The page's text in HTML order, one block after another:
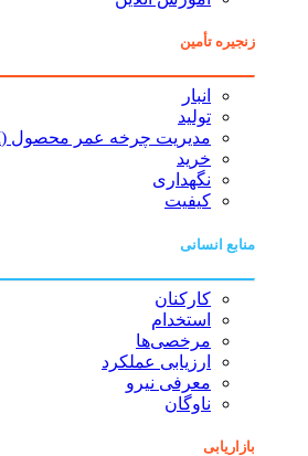
زنجیره تأمین
انبار
تولید
مدیریت چرخه عمر محصول (PLM)
خرید
نگهداری
کیفیت
منابع انسانی
کارکنان
استخدام
مرخصی‌ها
ارزیابی عملکرد
معرفی نیرو
ناوگان
بازاریابی